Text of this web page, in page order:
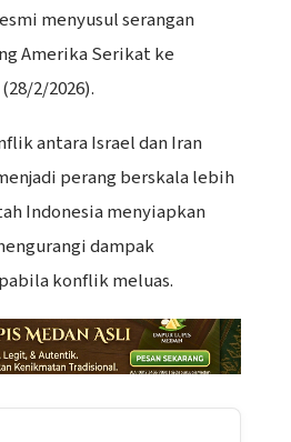
menyusul serangan
Amerika Serikat ke
2/2026).
antara Israel dan Iran
perang berskala lebih
Indonesia menyiapkan
dampak
konflik meluas.